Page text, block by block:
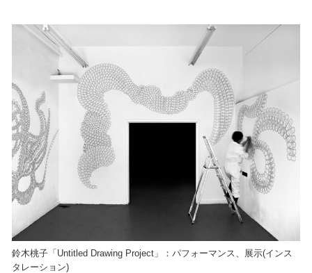
鈴木桃子「Untitled Drawing Project」：パフォーマンス、展示(インス
タレーション)